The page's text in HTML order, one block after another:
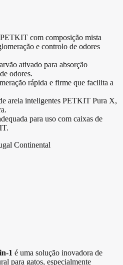
com composição mista
e controlo de odores
ativado para absorção
odores.
rápida e firme que facilita a
areia inteligentes PETKIT Pura X,
para uso com caixas de
Continental
1 é uma solução inovadora de
para gatos, especialmente